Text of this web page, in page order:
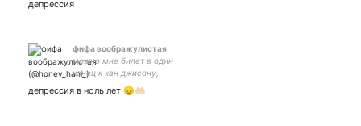
эстетика и треклятая
депрессия
фифа воображулистая
можно мне билет в один
конец к хан джисону,
депрессия в ноль лет 😞🤲🏻